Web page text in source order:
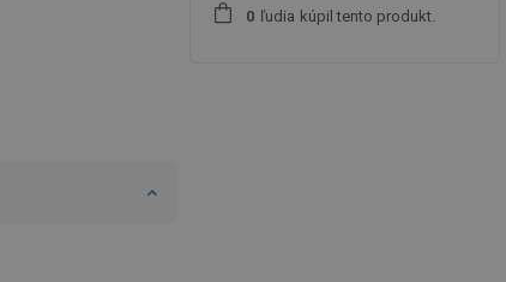
0 ľudia kúpil tento produkt.